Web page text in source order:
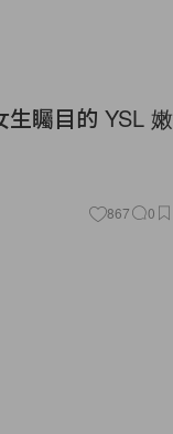
矚目的 YSL 嫩
867 0